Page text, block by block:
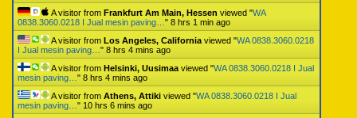
A visitor from Frankfurt Am Main, Hessen viewed "WA
0838.3060.0218 I Jual mesin paving… " 8 hrs 1 min ago
A visitor from Los Angeles, California viewed "WA 0838.3060.0218
I Jual mesin paving… " 8 hrs 4 mins ago
A visitor from Helsinki, Uusimaa viewed "WA 0838.3060.0218 I Jual
mesin paving… " 8 hrs 4 mins ago
A visitor from Athens, Attiki viewed "WA 0838.3060.0218 I Jual
mesin paving… " 10 hrs 6 mins ago